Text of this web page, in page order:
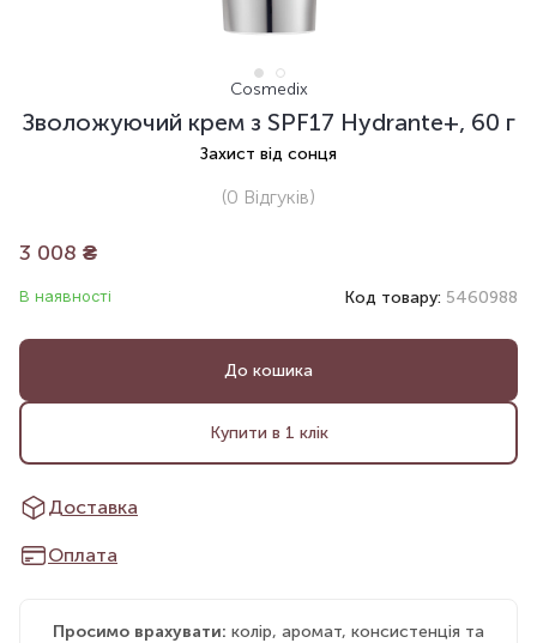
Cosmedix
Зволожуючий крем з SPF17 Hydrante+, 60 г
Захист від сонця
(0 Відгуків)
3 008 ₴
В наявності Код товару: 5460988
До кошика
Купити в 1 клік
Доставка
Оплата
Просимо врахувати: колір, аромат, консистенція та